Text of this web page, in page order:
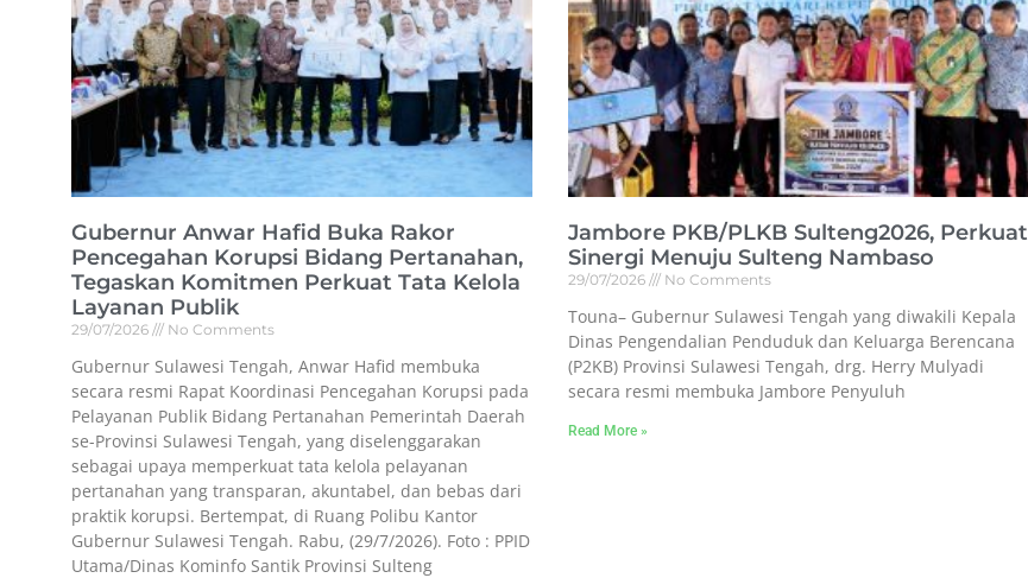
Gubernur Anwar Hafid Buka Rakor
Pencegahan Korupsi Bidang Pertanahan,
Tegaskan Komitmen Perkuat Tata Kelola
Layanan Publik
29/07/2026 No Comments
Gubernur Sulawesi Tengah, Anwar Hafid membuka
secara resmi Rapat Koordinasi Pencegahan Korupsi pada
Pelayanan Publik Bidang Pertanahan Pemerintah Daerah
se-Provinsi Sulawesi Tengah, yang diselenggarakan
sebagai upaya memperkuat tata kelola pelayanan
pertanahan yang transparan, akuntabel, dan bebas dari
praktik korupsi. Bertempat, di Ruang Polibu Kantor
Gubernur Sulawesi Tengah. Rabu, (29/7/2026). Foto : PPID
Utama/Dinas Kominfo Santik Provinsi Sulteng
Jambore PKB/PLKB Sulteng2026, Perkuat
Sinergi Menuju Sulteng Nambaso
29/07/2026 No Comments
Touna– Gubernur Sulawesi Tengah yang diwakili Kepala
Dinas Pengendalian Penduduk dan Keluarga Berencana
(P2KB) Provinsi Sulawesi Tengah, drg. Herry Mulyadi
secara resmi membuka Jambore Penyuluh
Read More »